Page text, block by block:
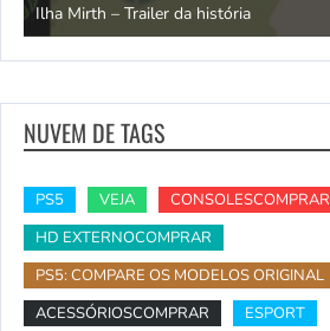
Ilha Mirth – Trailer da história
NUVEM DE TAGS
PS5 VEJA CONSOLESCOMPRAR
HD EXTERNOCOMPRAR
PS5: COMPARE OS MODELOS ORIGINAL
ACESSÓRIOSCOMPRAR
ESPORT